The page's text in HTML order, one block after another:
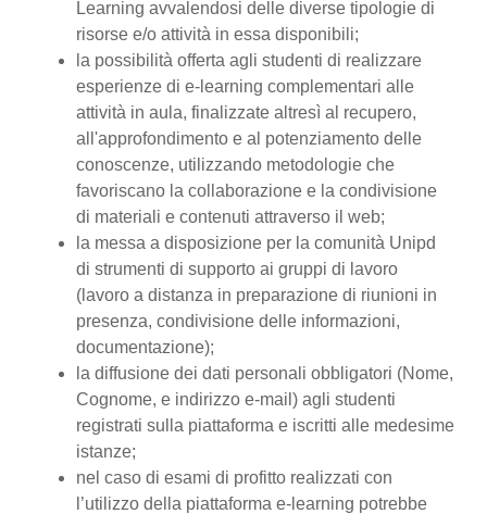
Learning avvalendosi delle diverse tipologie di
risorse e/o attività in essa disponibili;
la possibilità offerta agli studenti di realizzare
esperienze di e-learning complementari alle
attività in aula, finalizzate altresì al recupero,
all'approfondimento e al potenziamento delle
conoscenze, utilizzando metodologie che
favoriscano la collaborazione e la condivisione
di materiali e contenuti attraverso il web;
la messa a disposizione per la comunità Unipd
di strumenti di supporto ai gruppi di lavoro
(lavoro a distanza in preparazione di riunioni in
presenza, condivisione delle informazioni,
documentazione);
la diffusione dei dati personali obbligatori (Nome,
Cognome, e indirizzo e-mail) agli studenti
registrati sulla piattaforma e iscritti alle medesime
istanze;
nel caso di esami di profitto realizzati con
l’utilizzo della piattaforma e-learning potrebbe